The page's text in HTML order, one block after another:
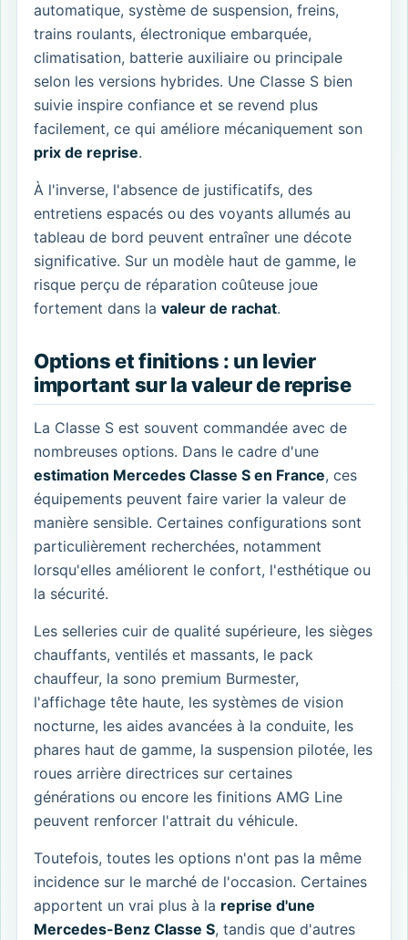
automatique, système de suspension, freins,
trains roulants, électronique embarquée,
climatisation, batterie auxiliaire ou principale
selon les versions hybrides. Une Classe S bien
suivie inspire confiance et se revend plus
facilement, ce qui améliore mécaniquement son
prix de reprise.
À l'inverse, l'absence de justificatifs, des
entretiens espacés ou des voyants allumés au
tableau de bord peuvent entraîner une décote
significative. Sur un modèle haut de gamme, le
risque perçu de réparation coûteuse joue
fortement dans la valeur de rachat.
Options et finitions : un levier
important sur la valeur de reprise
La Classe S est souvent commandée avec de
nombreuses options. Dans le cadre d'une
estimation Mercedes Classe S en France, ces
équipements peuvent faire varier la valeur de
manière sensible. Certaines configurations sont
particulièrement recherchées, notamment
lorsqu'elles améliorent le confort, l'esthétique ou
la sécurité.
Les selleries cuir de qualité supérieure, les sièges
chauffants, ventilés et massants, le pack
chauffeur, la sono premium Burmester,
l'affichage tête haute, les systèmes de vision
nocturne, les aides avancées à la conduite, les
phares haut de gamme, la suspension pilotée, les
roues arrière directrices sur certaines
générations ou encore les finitions AMG Line
peuvent renforcer l'attrait du véhicule.
Toutefois, toutes les options n'ont pas la même
incidence sur le marché de l'occasion. Certaines
apportent un vrai plus à la reprise d'une
Mercedes-Benz Classe S, tandis que d'autres